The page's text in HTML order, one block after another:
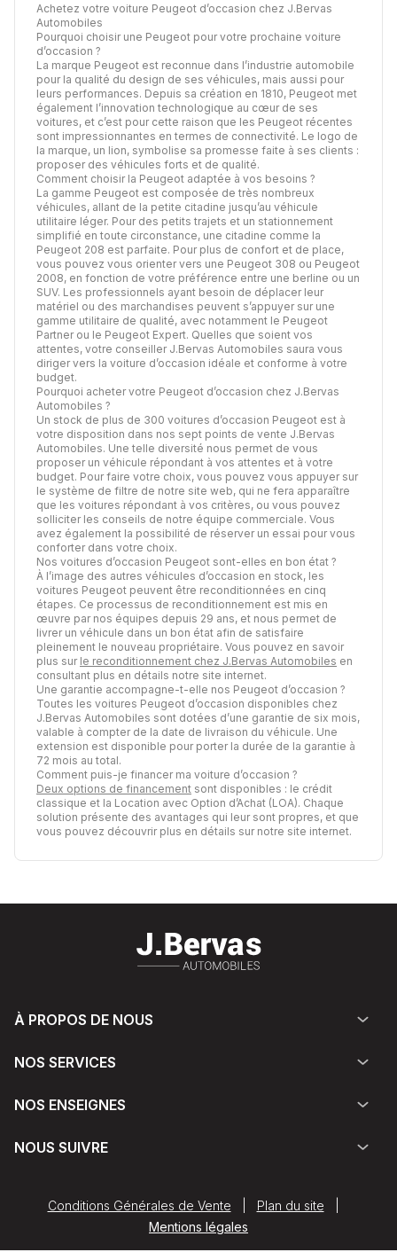
Achetez votre voiture Peugeot d’occasion chez J.Bervas
Automobiles
Pourquoi choisir une Peugeot pour votre prochaine voiture
d’occasion ?
La marque Peugeot est reconnue dans l’industrie automobile
pour la qualité du design de ses véhicules, mais aussi pour
leurs performances. Depuis sa création en 1810, Peugeot met
également l’innovation technologique au cœur de ses
voitures, et c’est pour cette raison que les Peugeot récentes
sont impressionnantes en termes de connectivité. Le logo de
la marque, un lion, symbolise sa promesse faite à ses clients :
proposer des véhicules forts et de qualité.
Comment choisir la Peugeot adaptée à vos besoins ?
La gamme Peugeot est composée de très nombreux
véhicules, allant de la petite citadine jusqu’au véhicule
utilitaire léger. Pour des petits trajets et un stationnement
simplifié en toute circonstance, une citadine comme la
Peugeot 208 est parfaite. Pour plus de confort et de place,
vous pouvez vous orienter vers une Peugeot 308 ou Peugeot
2008, en fonction de votre préférence entre une berline ou un
SUV. Les professionnels ayant besoin de déplacer leur
matériel ou des marchandises peuvent s’appuyer sur une
gamme utilitaire de qualité, avec notamment le Peugeot
Partner ou le Peugeot Expert. Quelles que soient vos
attentes, votre conseiller J.Bervas Automobiles saura vous
diriger vers la voiture d’occasion idéale et conforme à votre
budget.
Pourquoi acheter votre Peugeot d’occasion chez J.Bervas
Automobiles ?
Un stock de plus de 300 voitures d’occasion Peugeot est à
votre disposition dans nos sept points de vente J.Bervas
Automobiles. Une telle diversité nous permet de vous
proposer un véhicule répondant à vos attentes et à votre
budget. Pour faire votre choix, vous pouvez vous appuyer sur
le système de filtre de notre site web, qui ne fera apparaître
que les voitures répondant à vos critères, ou vous pouvez
solliciter les conseils de notre équipe commerciale. Vous
avez également la possibilité de réserver un essai pour vous
conforter dans votre choix.
Nos voitures d’occasion Peugeot sont-elles en bon état ?
À l’image des autres véhicules d’occasion en stock, les
voitures Peugeot peuvent être reconditionnées en cinq
étapes. Ce processus de reconditionnement est mis en
œuvre par nos équipes depuis 29 ans, et nous permet de
livrer un véhicule dans un bon état afin de satisfaire
pleinement le nouveau propriétaire. Vous pouvez en savoir
plus sur le reconditionnement chez J.Bervas Automobiles en
consultant plus en détails notre site internet.
Une garantie accompagne-t-elle nos Peugeot d’occasion ?
Toutes les voitures Peugeot d’occasion disponibles chez
J.Bervas Automobiles sont dotées d’une garantie de six mois,
valable à compter de la date de livraison du véhicule. Une
extension est disponible pour porter la durée de la garantie à
72 mois au total.
Comment puis-je financer ma voiture d’occasion ?
Deux options de financement sont disponibles : le crédit
classique et la Location avec Option d’Achat (LOA). Chaque
solution présente des avantages qui leur sont propres, et que
vous pouvez découvrir plus en détails sur notre site internet.
À PROPOS DE NOUS
NOS SERVICES
NOS ENSEIGNES
NOUS SUIVRE
Conditions Générales de Vente Plan du site
Mentions légales